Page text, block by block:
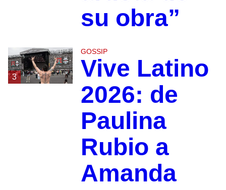
su obra”
3
GOSSIP
Vive Latino
2026: de
Paulina
Rubio a
Amanda